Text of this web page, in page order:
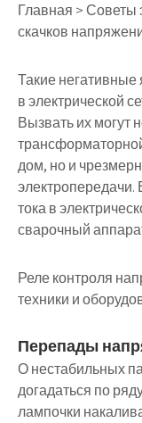
Главная > Советы
скачков
Такие
в электрической
Вызвать их могут
дом, но и
тока в
сварочный
Реле контроля
техники и
Перепады
О нестабильных
догадаться по
лампочки